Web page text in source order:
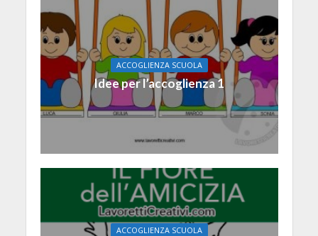
ACCOGLIENZA SCUOLA
Idee per l’accoglienza 1
ACCOGLIENZA SCUOLA